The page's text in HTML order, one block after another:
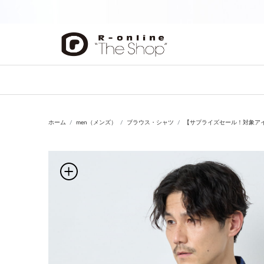
ホーム men（メンズ） ブラウス・シャツ 【サプライズセール！対象